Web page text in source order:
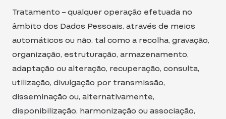
Tratamento – qualquer operação efetuada no
âmbito dos Dados Pessoais, através de meios
automáticos ou não, tal como a recolha, gravação,
organização, estruturação, armazenamento,
adaptação ou alteração, recuperação, consulta,
utilização, divulgação por transmissão,
disseminação ou, alternativamente,
disponibilização, harmonização ou associação,